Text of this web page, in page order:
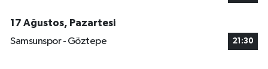
17 Ağustos, Pazartesi
Samsunspor - Göztepe
21:30